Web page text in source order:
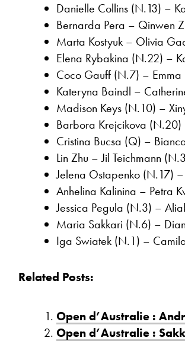
Danielle Collins (N.13) –
Bernarda Pera – Qinwen
Marta Kostyuk – Olivia
Elena Rybakina (N.22) –
Coco Gauff (N.7) –
Kateryna Baindl –
Madison Keys (N.10) –
Barbora Krejcikova
Cristina Bucsa (Q) –
Lin Zhu – Jil Teichmann
Jelena Ostapenko (N.17)
Anhelina Kalinina – Petra
Jessica Pegula (N.3) –
Maria Sakkari (N.6) –
Iga Swiatek (N.1) –
Related Posts:
Open d’Australie :
Open d’Australie :